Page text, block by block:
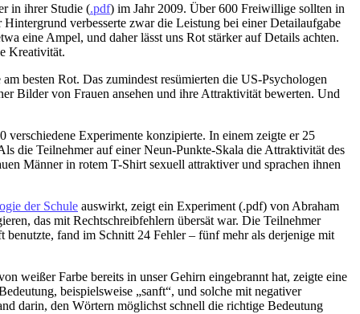
in ihrer Studie (.pdf) im Jahr 2009. Über 600 Freiwillige sollten in
verbesserte zwar die Leistung bei einer Detailaufgabe
eine Ampel, und daher lässt uns Rot stärker auf Details achten.
Kreativität.
besten Rot. Das zumindest resümierten die US-Psychologen
Bilder von Frauen ansehen und ihre Attraktivität bewerten. Und
verschiedene Experimente konzipierte. In einem zeigte er 25
die Teilnehmer auf einer Neun-Punkte-Skala die Attraktivität des
Männer in rotem T-Shirt sexuell attraktiver und sprachen ihnen
der Schule auswirkt, zeigt ein Experiment (.pdf) von Abraham
das mit Rechtschreibfehlern übersät war. Die Teilnehmer
fand im Schnitt 24 Fehler – fünf mehr als derjenige mit
weißer Farbe bereits in unser Gehirn eingebrannt hat, zeigte eine
beispielsweise „sanft“, und solche mit negativer
darin, den Wörtern möglichst schnell die richtige Bedeutung